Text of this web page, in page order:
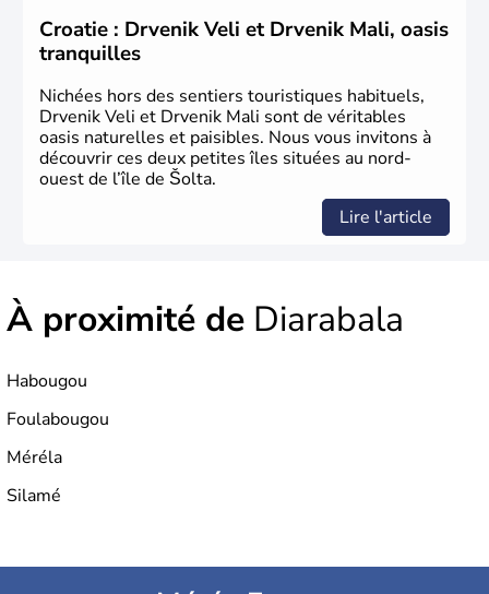
Croatie : Drvenik Veli et Drvenik Mali, oasis
tranquilles
Nichées hors des sentiers touristiques habituels,
Drvenik Veli et Drvenik Mali sont de véritables
oasis naturelles et paisibles. Nous vous invitons à
découvrir ces deux petites îles situées au nord-
ouest de l’île de Šolta.
Lire l'article
À proximité de Diarabala
Habougou
Foulabougou
Méréla
Silamé